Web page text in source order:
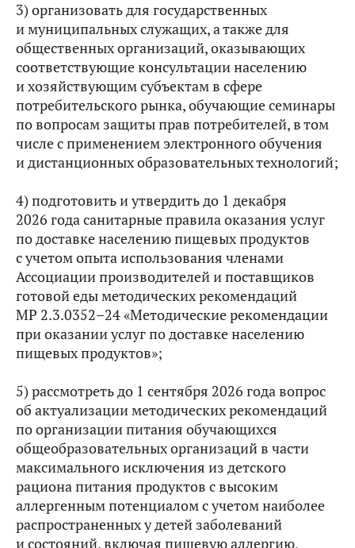
3) организовать для государственных
и муниципальных служащих, а также для
общественных организаций, оказывающих
соответствующие консультации населению
и хозяйствующим субъектам в сфере
потребительского рынка, обучающие семинары
по вопросам защиты прав потребителей, в том
числе с применением электронного обучения
и дистанционных образовательных технологий;
4) подготовить и утвердить до 1 декабря
2026 года санитарные правила оказания услуг
по доставке населению пищевых продуктов
с учетом опыта использования членами
Ассоциации производителей и поставщиков
готовой еды методических рекомендаций
МР 2.3.0352–24 «Методические рекомендации
при оказании услуг по доставке населению
пищевых продуктов»;
5) рассмотреть до 1 сентября 2026 года вопрос
об актуализации методических рекомендаций
по организации питания обучающихся
общеобразовательных организаций в части
максимального исключения из детского
рациона питания продуктов с высоким
аллергенным потенциалом с учетом наиболее
распространенных у детей заболеваний
и состояний, включая пищевую аллергию,